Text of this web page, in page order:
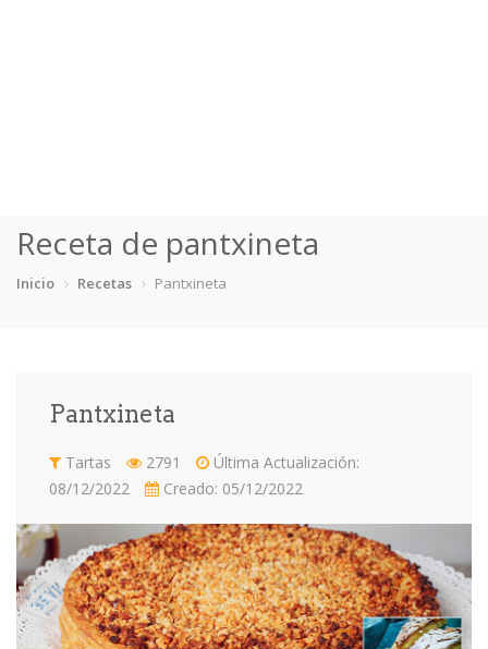
Categorías
Recetas
Consejos y Trucos
Acceder / Registro
Receta de pantxineta
Inicio Recetas Pantxineta
Pantxineta
Tartas 2791
Última Actualización:
08/12/2022
Creado: 05/12/2022